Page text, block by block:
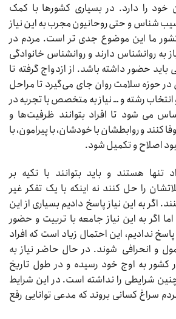
را دارد. در بسیاری کشورها با کمک
شناس و حتی روحانیون مجرب به این نیاز
کشور ما این موضوع جدی تر است. مردم در
به روانشناس دارند و روانشناس خانوادگی
حضور داشته باشد. از ازدواج گرفته تا
در حوزه سلامت روان جای می‌گیرد تا مراحل
رشته و … نیاز به متخصص با تجربه در
می شود تا افراد بتوانند ظرفیت‌ها و
کنند و روابطشان با خودشان، با پیرامون، با
اصلاح و تکمیل شود.
تنها هستند و باید بتوانند با تکیه بر
را حل کنند نه اینکه با یک تفکر غیر
اگر به این نیاز پاسخ دادیم بسیاری از این
اگر به این نیاز جامعه با تربیت و حضور
ندادیم، این احتمال زیاد است که افراد
و انحرافی شوند. در حال حاضر نیاز به
کشور به اوج خود رسیده و در طول تاریخ
شرایطی را نداشته است. در این شرایط
سراغ کسانی بروند که مدعی توانایی رفع